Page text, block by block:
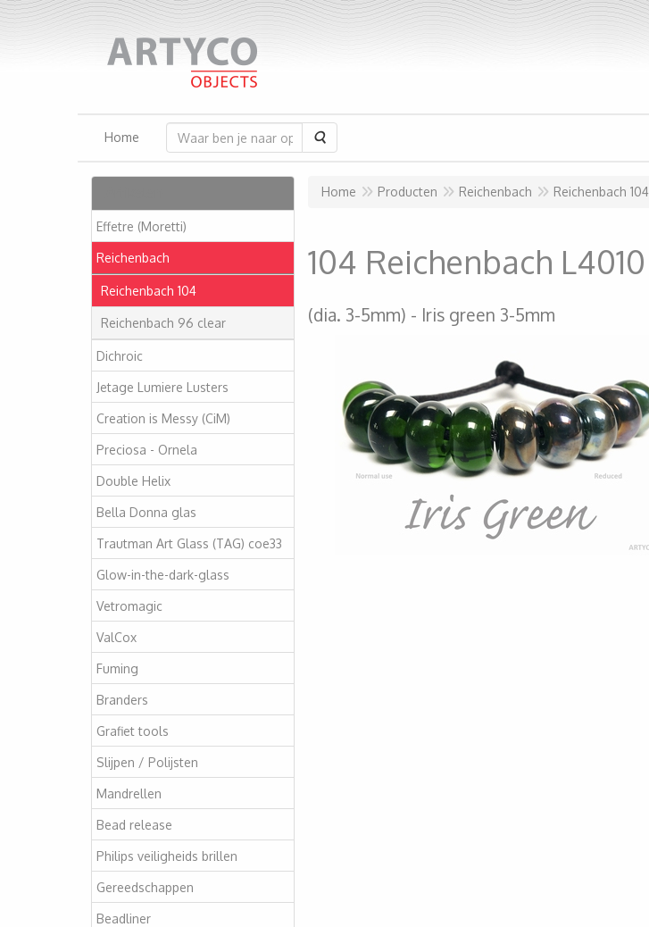
Home Zoeken
Effetre (Moretti)
Reichenbach
Reichenbach 104
Reichenbach 96 clear
Dichroic
Jetage Lumiere Lusters
Creation is Messy (CiM)
Preciosa - Ornela
Double Helix
Bella Donna glas
Trautman Art Glass (TAG) coe33
Glow-in-the-dark-glass
Vetromagic
ValCox
Fuming
Branders
Grafiet tools
Slijpen / Polijsten
Mandrellen
Bead release
Philips veiligheids brillen
Gereedschappen
Beadliner
Home Producten Reichenbach Reichenbach 104
104 Reichenbach L4010
(dia. 3-5mm) Iris green 3-5mm